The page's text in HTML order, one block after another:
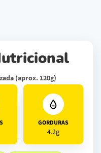
(aprox. 120g)
GORDURAS
4.2g